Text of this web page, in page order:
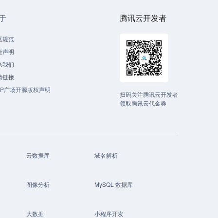
规范
声明
我们
链接
广场开源版权声明
腾讯云开发者
扫码关注腾讯云开发者
领取腾讯云代金券
云数据库 域名解析
图像分析 MySQL 数据库
大数据 小程序开发